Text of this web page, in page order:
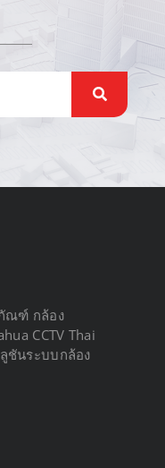
ณฑ์ กล้อง
CCTV Thai
ชันระบบกล้อง